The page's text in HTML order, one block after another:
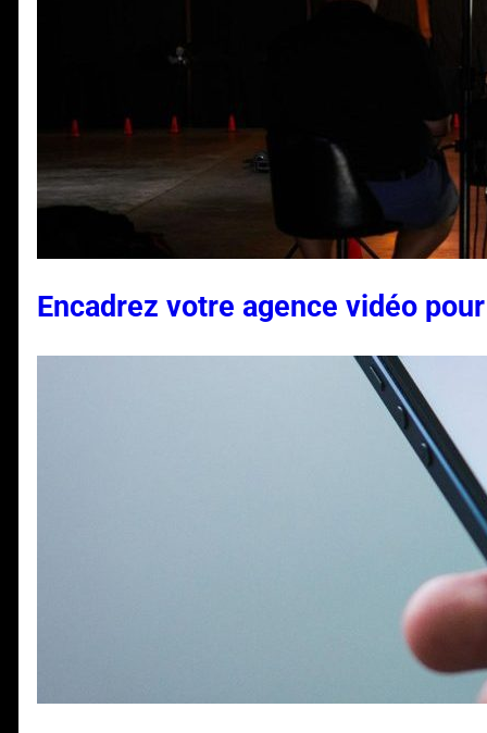
Encadrez votre agence vidéo